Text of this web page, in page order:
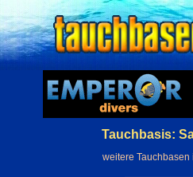
Tauchbasis:
weitere